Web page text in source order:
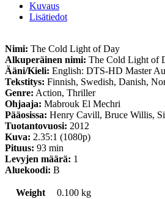
Kuvaus
Lisätiedot
Nimi: The Cold Light of Day
Alkuperäinen nimi: The Cold Light of
Ääni/Kieli: English: DTS-HD Master
Tekstitys: Finnish, Swedish, Danish,
Genre: Action, Thriller
Ohjaaja: Mabrouk El Mechri
Pääosissa: Henry Cavill, Bruce Willis,
Tuotantovuosi: 2012
Kuva: 2.35:1 (1080p)
Pituus: 93 min
Levyjen määrä: 1
Aluekoodi: B
Weight
0.100 kg